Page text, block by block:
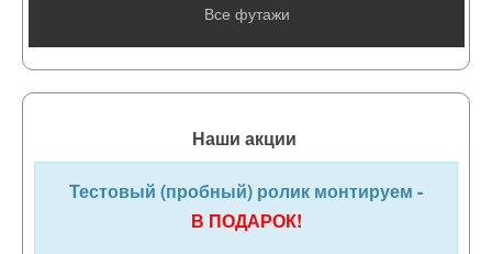
Все футажи
Наши акции
Тестовый (пробный) ролик монтируем -
В ПОДАРОК!